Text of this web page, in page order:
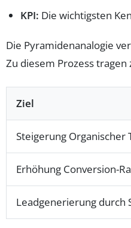
KPI: Die wichtigsten
Die Pyramidenanalogie
Zu diesem Prozess
Ziel
Steigerung Organischer
Erhöhung Conversion-
Leadgenerierung durch